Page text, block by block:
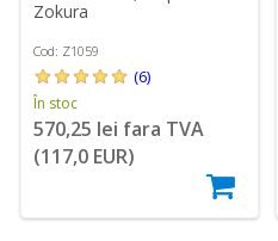
Zokura
Cod: Z1059
(6)
În stoc
570,25 lei fara TVA
(117,0 EUR)